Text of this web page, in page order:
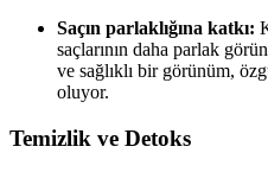
Saçın parlaklığına katkı:
saçlarının daha parlak
ve sağlıklı bir görünüm,
oluyor.
Temizlik ve Detoks